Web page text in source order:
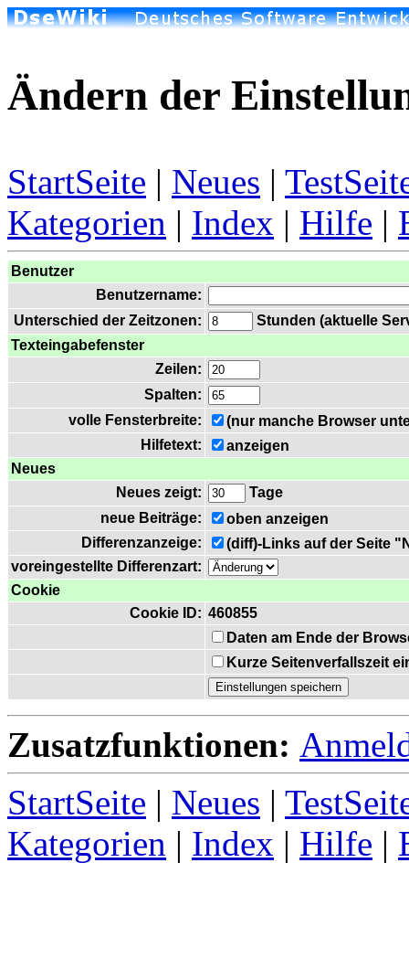
Ändern der
StartSeite | Neues |
Kategorien | Index | Hilfe |
Benutzer
Benutzername:
Unterschied der Zeitzonen:
Stunden (aktuelle
Texteingabefenster
Zeilen:
Spalten:
volle Fensterbreite:
(nur manche Browser
Hilfetext:
anzeigen
Neues
Neues zeigt:
Tage
neue Beiträge:
oben anzeigen
Differenzanzeige:
(diff)-Links auf der Seite
voreingestellte Differenzart:
Cookie
Cookie ID: 460855
Daten am Ende der
Kurze Seitenverfallszeit
Zusatzfunktionen:
StartSeite | Neues |
Kategorien | Index | Hilfe |